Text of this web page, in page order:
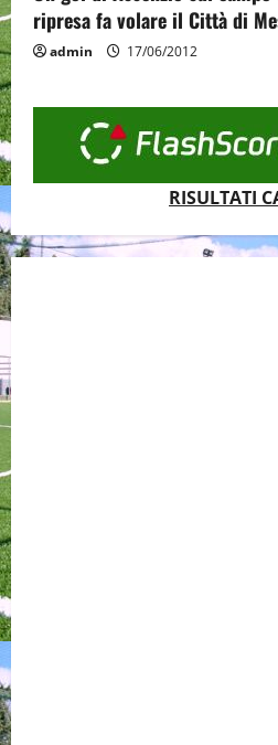
ripresa fa volare il Città di
admin 17/06/2012
RISULTATI